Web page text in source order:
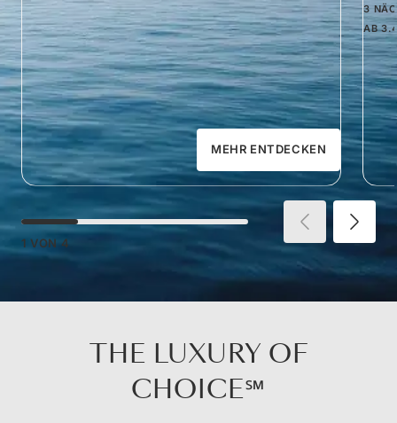
MEHR ENTDECKEN
3
AB
1 VON 4
THE LUXURY OF
CHOICE℠